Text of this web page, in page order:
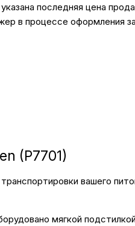
аксессуары
последняя цена
в процессе оформления
(P7701)
вашего
мягкой